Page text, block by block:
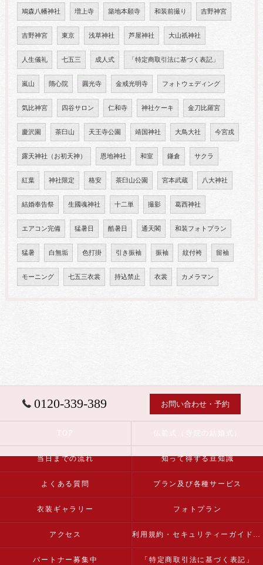
鳩森八幡神社 増上寺 築地本願寺 和装前撮り 吉野神宮
吉野神宮 東京 浅草神社 芦屋神社 大山祇神社
人生儀礼 七五三 成人式 「特定商取引法に基づく表記」
嵐山 隋心院 圓光寺 金戒光明寺 フォトウェディング
気比神宮 四谷サロン 仁和寺 神社ケーキ 金刀比羅宮
慶沢園 茶臼山 天王寺公園 靖国神社 大鳥大社 今宮戎
露天神社（お初天神） 恩地神社 和室 鎌倉 サクラ
紅葉 神社限定 格安 茶臼山公園 宮本武蔵 八大神社
結婚奉告祭 生國魂神社 十二単 撮影 葛西神社
エアコン完備 猛暑日 酷暑日 通天閣 和装フォトプラン
猛暑 白無垢 色打掛 引き振袖 振袖 紋付袴 留袖
モーニング 七五三衣裳 持込禁止 衣裳 カメラマン
0120-339-389 お問い合わせ・予約
当日までの流れ 知って得する豆知識
よくある質問 プラン及び各種サービス
衣装ギャラリー フォトプラン
アクセス 利用規約・セキュリティーガイドライン
パートナー募集中 「特定商取引法に基づく表記」